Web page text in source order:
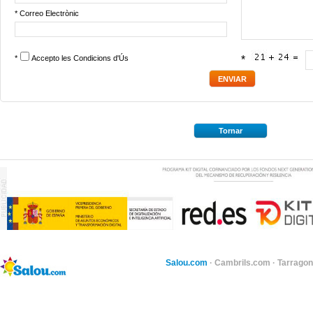
* Correo Electrònic
* Accepto les Condicions d'Ús *
Tornar
Salou.com · Cambrils.com ·